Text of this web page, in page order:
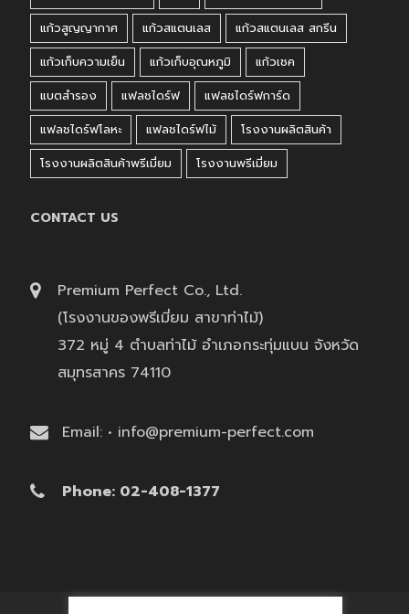
แก้วสูญญากาศ
แก้วสแตนเลส
แก้วสแตนเลส สกรีน
แก้วเก็บความเย็น
แก้วเก็บอุณหภูมิ
แก้วเชค
แบตสำรอง
แฟลชไดร์ฟ
แฟลชไดร์ฟการ์ด
แฟลชไดร์ฟโลหะ
แฟลชไดร์ฟไม้
โรงงานผลิตสินค้า
โรงงานผลิตสินค้าพรีเมี่ยม
โรงงานพรีเมี่ยม
CONTACT US
Premium Perfect Co., Ltd.
(โรงงานของพรีเมี่ยม สาขาท่าไม้)
372 หมู่ 4 ตำบลท่าไม้ อำเภอกระทุ่มแบน จังหวัด
สมุทรสาคร 74110
Email: • info@premium-perfect.com
Phone: 02-408-1377